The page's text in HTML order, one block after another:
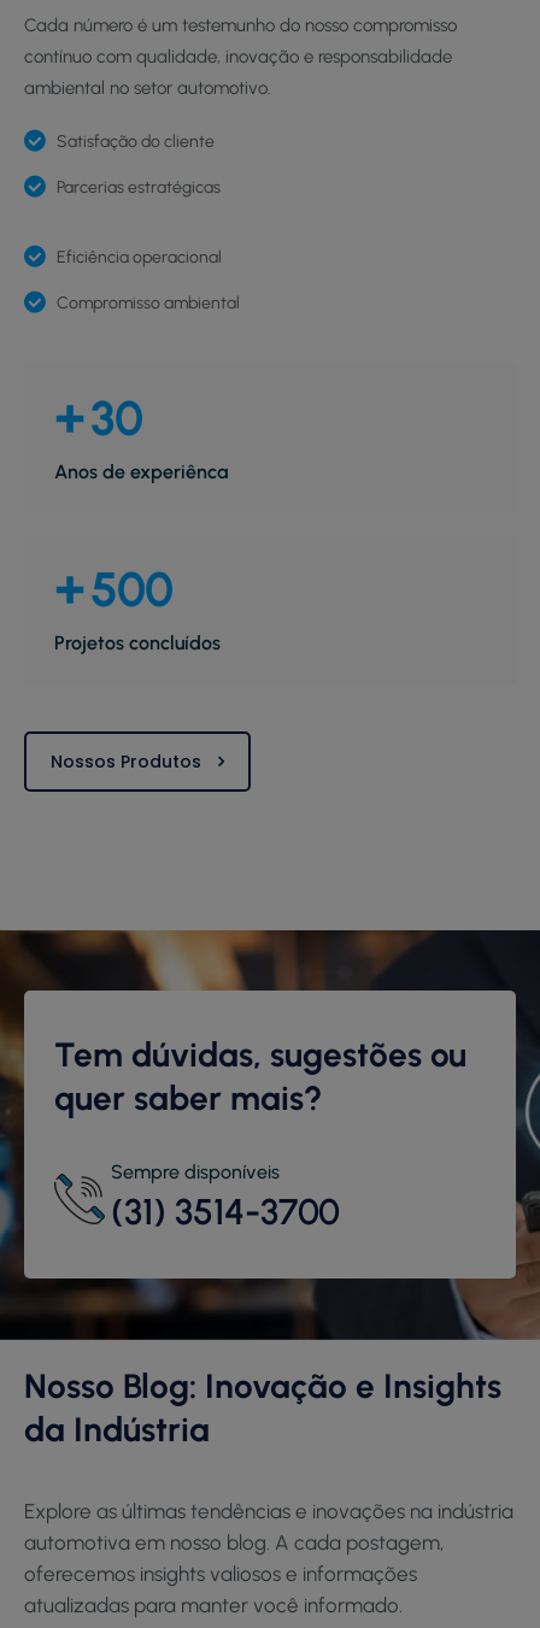
Cada número é um testemunho do nosso compromisso
contínuo com qualidade, inovação e responsabilidade
ambiental no setor automotivo.
Satisfação do cliente
Parcerias estratégicas
Eficiência operacional
Compromisso ambiental
+30
Anos de experiênca
+500
Projetos concluídos
Nossos Produtos
Tem dúvidas, sugestões ou
quer saber mais?
Sempre disponíveis
(31) 3514-3700
Nosso Blog: Inovação e Insights
da Indústria
Explore as últimas tendências e inovações na indústria
automotiva em nosso blog. A cada postagem,
oferecemos insights valiosos e informações
atualizadas para manter você informado.